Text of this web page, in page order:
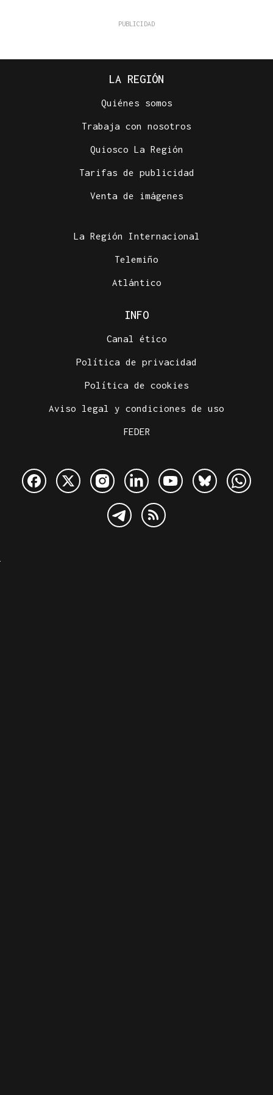
LA REGIÓN
Quiénes somos
Trabaja con nosotros
Quiosco La Región
Tarifas de publicidad
Venta de imágenes
La Región Internacional
Telemiño
Atlántico
INFO
Canal ético
Política de privacidad
Política de cookies
Aviso legal y condiciones de uso
FEDER